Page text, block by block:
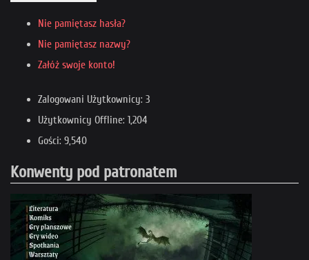
Nie pamiętasz hasła?
Nie pamiętasz nazwy?
Załóż swoje konto!
Zalogowani Użytkownicy: 3
Użytkownicy Offline: 1,204
Gości: 9,540
Konwenty pod patronatem